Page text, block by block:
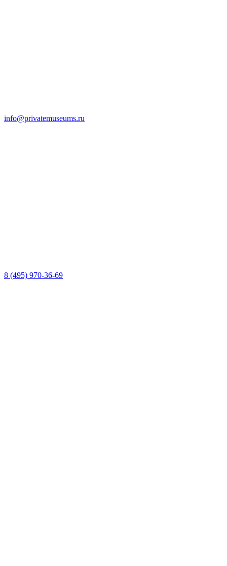
info@privatemuseums.ru
8 (495) 970-36-69